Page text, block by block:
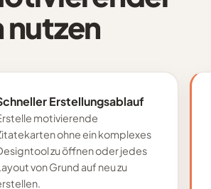
Erstellungsablauf
motivierende
ohne ein komplexes
zu öffnen oder jedes
von Grund auf neu zu